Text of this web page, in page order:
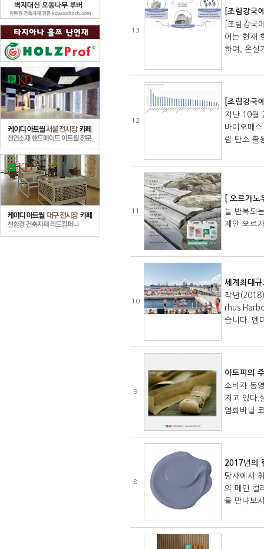
13
[조림강국
[조림강국
어는 현재
하여, 온실
12
[조림강국
지난 10월
바이오매
림 탄소 활
11
[ 오르가
늘 반복되
제안 오르
10
세계최대
작년
rhus
습니다. 덴
9
아토피의
소비자 동
지고 있다.
염화비닐
8
2017년의
당사에서
의 메인 컬
을 만나보